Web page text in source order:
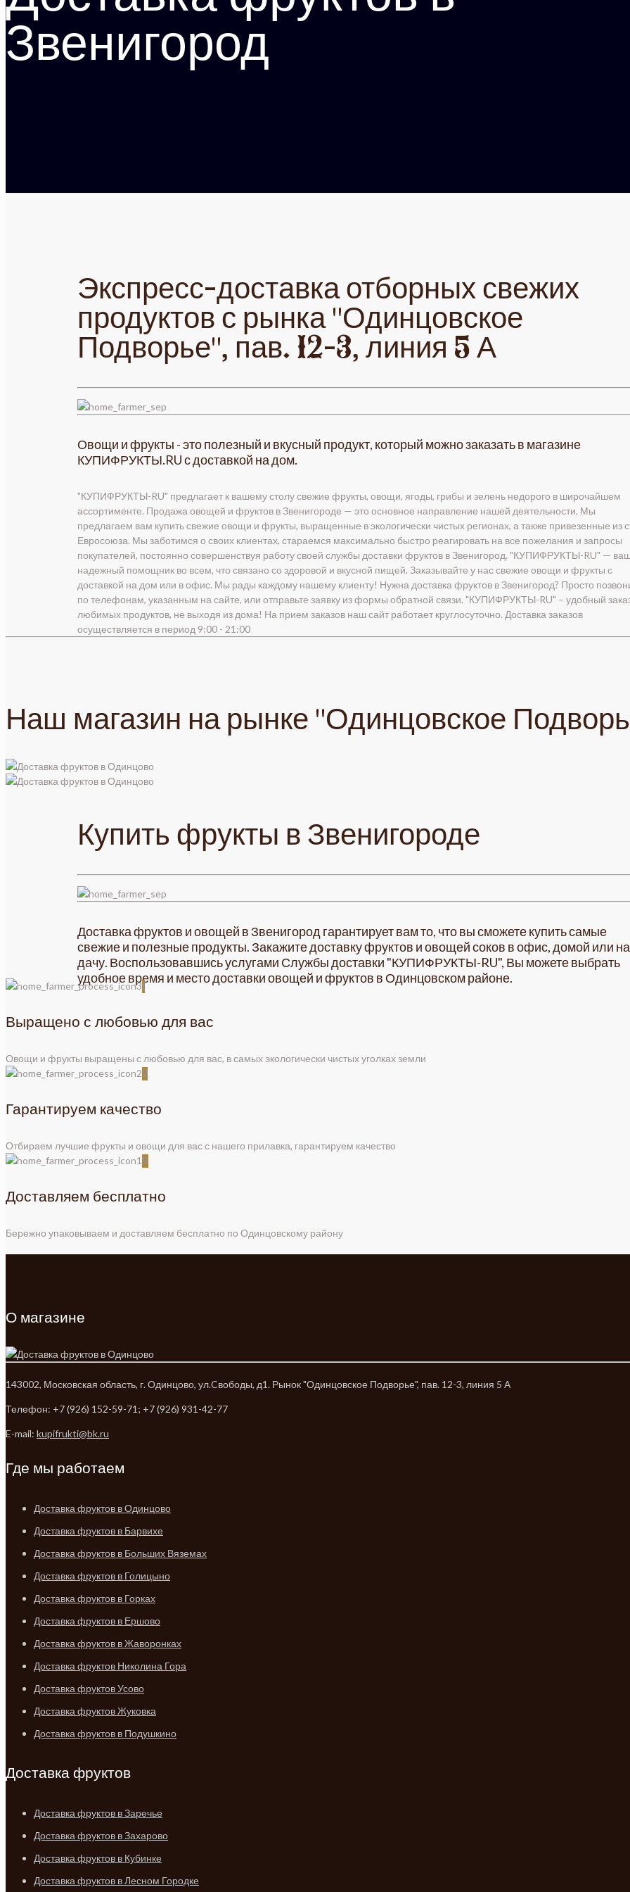
Звенигород
Экспресс-доставка отборных свежих
продуктов с рынка "Одинцовское
Подворье", пав. 12-3, линия 5 А
Овощи и фрукты - это полезный и вкусный продукт, который можно заказать в магазине
КУПИФРУКТЫ.RU с доставкой на дом.
"КУПИФРУКТЫ-RU" предлагает к вашему столу свежие фрукты, овощи, ягоды, грибы и зелень недорого в широчайшем
ассортименте. Продажа овощей и фруктов в Звенигороде — это основное направление нашей деятельности. Мы
предлагаем вам купить свежие овощи и фрукты, выращенные в экологически чистых регионах, а также привезенные из
Евросоюза. Мы заботимся о своих клиентах, стараемся максимально быстро реагировать на все пожелания и запросы
покупателей, постоянно совершенствуя работу своей службы доставки фруктов в Звенигород. "КУПИФРУКТЫ-RU" —
надежный помощник во всем, что связано со здоровой и вкусной пищей. Заказывайте у нас свежие овощи и фрукты с
доставкой на дом или в офис. Мы рады каждому нашему клиенту! Нужна доставка фруктов в Звенигород? Просто
по телефонам, указанным на сайте, или отправьте заявку из формы обратной связи. "КУПИФРУКТЫ-RU" – удобный
любимых продуктов, не выходя из дома! На прием заказов наш сайт работает круглосуточно. Доставка заказов
осуществляется в период 9:00 - 21:00
Наш магазин на рынке "Одинцовское
Купить фрукты в Звенигороде
Доставка фруктов и овощей в Звенигород гарантирует вам то, что вы сможете купить самые
свежие и полезные продукты. Закажите доставку фруктов и овощей соков в офис, домой или на
дачу. Воспользовавшись услугами Службы доставки "КУПИФРУКТЫ-RU", Вы можете выбрать
удобное время и место доставки овощей и фруктов в Одинцовском районе.
1
Выращено с любовью для вас
Овощи и фрукты выращены с любовью для вас, в самых экологически чистых уголках земли
2
Гарантируем качество
Отбираем лучшие фрукты и овощи для вас с нашего прилавка, гарантируем качество
3
Доставляем бесплатно
Бережно упаковываем и доставляем бесплатно по Одинцовскому району
О магазине
143002, Московская область, г. Одинцово, ул.Cвободы, д1. Рынок "Одинцовское Подворье", пав. 12-3, линия 5 А
Телефон: +7 (926) 152-59-71; +7 (926) 931-42-77
E-mail: kupifrukti@bk.ru
Где мы работаем
Доставка фруктов в Одинцово
Доставка фруктов в Барвихе
Доставка фруктов в Больших Вяземах
Доставка фруктов в Голицыно
Доставка фруктов в Горках
Доставка фруктов в Ершово
Доставка фруктов в Жаворонках
Доставка фруктов Николина Гора
Доставка фруктов Усово
Доставка фруктов Жуковка
Доставка фруктов в Подушкино
Доставка фруктов
Доставка фруктов в Заречье
Доставка фруктов в Захарово
Доставка фруктов в Кубинке
Доставка фруктов в Лесном Городке